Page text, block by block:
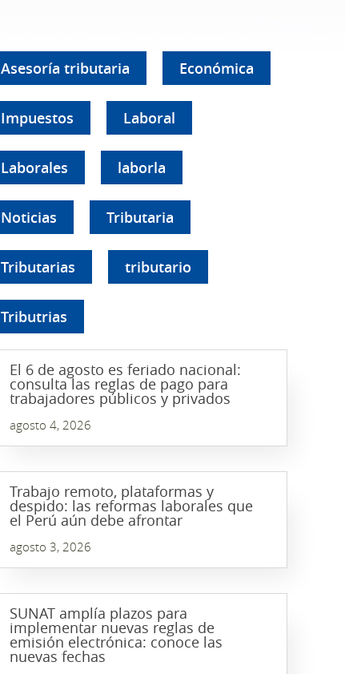
Asesoría tributaria Económica
Impuestos Laboral
Laborales laborla
Noticias Tributaria
Tributarias tributario
Tributrias
El 6 de agosto es feriado nacional:
consulta las reglas de pago para
trabajadores públicos y privados
agosto 4, 2026
Trabajo remoto, plataformas y
despido: las reformas laborales que
el Perú aún debe afrontar
agosto 3, 2026
SUNAT amplía plazos para
implementar nuevas reglas de
emisión electrónica: conoce las
nuevas fechas